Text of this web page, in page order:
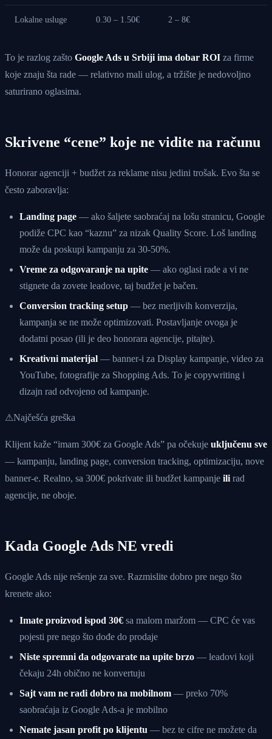
Lokalne usluge 0.30 – 1.50€ 2 – 8€
To je razlog zašto Google Ads u Srbiji ima dobar ROI za firme
koje znaju šta rade — relativno mali ulog, a tržište je nedovoljno
saturirano oglasima.
Skrivene “cene” koje ne vidite na računu
Honorar agenciji + budžet za reklame nisu jedini trošak. Evo šta se
često zaboravlja:
Landing page — ako šaljete saobraćaj na lošu stranicu, Google
podiže CPC kao “kaznu” za nizak Quality Score. Loš landing
može da poskupi kampanju za 30-50%.
Vreme za odgovaranje na upite — ako oglasi rade a vi ne
stignete da zovete leadove, taj budžet je bačen.
Conversion tracking setup — bez merljivih konverzija,
kampanja se ne može optimizovati. Postavljanje ovoga je
dodatni posao (ili je deo honorara agencije, pitajte).
Kreativni materijal — banner-i za Display kampanje, video za
YouTube, fotografije za Shopping Ads. To je copywriting i
dizajn rad odvojeno od kampanje.
⚠Najčešća greška
Klijent kaže “imam 300€ za Google Ads” pa očekuje uključenu sve
— kampanju, landing page, conversion tracking, optimizaciju, nove
banner-e. Realno, sa 300€ pokrivate ili budžet kampanje ili rad
agencije, ne oboje.
Kada Google Ads NE vredi
Google Ads nije rešenje za sve. Razmislite dobro pre nego što
krenete ako:
Imate proizvod ispod 30€ sa malom maržom — CPC će vas
pojesti pre nego što dođe do prodaje
Niste spremni da odgovarate na upite brzo — leadovi koji
čekaju 24h obično ne konvertuju
Sajt vam ne radi dobro na mobilnom — preko 70%
saobraćaja iz Google Ads-a je mobilno
Nemate jasan profit po klijentu — bez te cifre ne možete da